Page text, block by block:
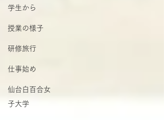
学生から
授業の様子
研修旅行
仕事始め
仙台白百合女
子大学